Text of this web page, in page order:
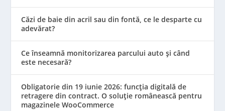
Căzi de baie din acril sau din fontă, ce le desparte cu
adevărat?
Ce înseamnă monitorizarea parcului auto și când
este necesară?
Obligatorie din 19 iunie 2026: funcția digitală de
retragere din contract. O soluție românească pentru
magazinele WooCommerce